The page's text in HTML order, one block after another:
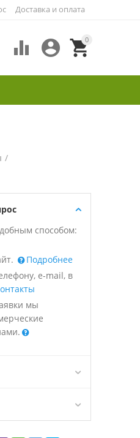
Доставка и оплата
0



/
способом:
Подробнее
e-mail, в
мы